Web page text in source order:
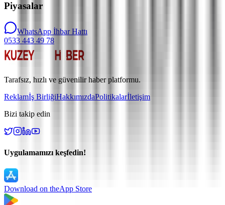
Piyasalar
WhatsApp İhbar Hattı
0533 443 49 78
Tarafsız, hızlı ve güvenilir haber platformu.
Reklamİş BirliğiHakkımızdaPolitikalarİletişim
Bizi takip edin
Uygulamamızı keşfedin!
Download on theApp Store